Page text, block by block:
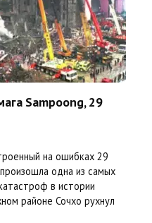
Sampoong, 29
на ошибках 29
одна из самых
в истории
районе Сочхо рухнул